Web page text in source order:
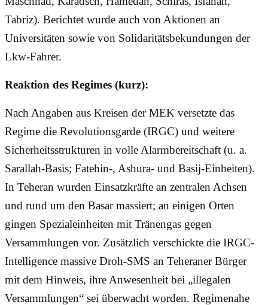
Tabriz). Berichtet wurde auch von Aktionen an
Universitäten sowie von Solidaritätsbekundungen der
Lkw-Fahrer.
Reaktion des Regimes (kurz):
Nach Angaben aus Kreisen der MEK versetzte das
Regime die Revolutionsgarde (IRGC) und weitere
Sicherheitsstrukturen in volle Alarmbereitschaft (u. a.
Sarallah-Basis; Fatehin-, Ashura- und Basij-Einheiten).
In Teheran wurden Einsatzkräfte an zentralen Achsen
und rund um den Basar massiert; an einigen Orten
gingen Spezialeinheiten mit Tränengas gegen
Versammlungen vor. Zusätzlich verschickte die IRGC-
Intelligence massive Droh-SMS an Teheraner Bürger
mit dem Hinweis, ihre Anwesenheit bei „illegalen
Versammlungen“ sei überwacht worden. Regimenahe